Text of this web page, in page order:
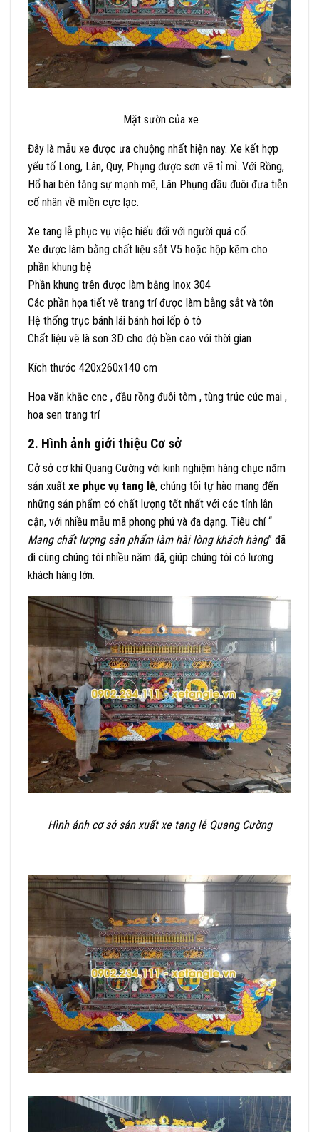
Mặt sườn của xe
Đây là mẫu xe được ưa chuộng nhất hiện nay. Xe kết hợp
yếu tố Long, Lân, Quy, Phụng được sơn vẽ tỉ mỉ. Với Rồng,
Hổ hai bên tăng sự mạnh mẽ, Lân Phụng đầu đuôi đưa tiễn
cố nhân về miền cực lạc.
Xe tang lễ phục vụ việc hiếu đối với người quá cố.
Xe được làm bằng chất liệu sắt V5 hoặc hộp kẽm cho
phần khung bệ
Phần khung trên được làm bằng Inox 304
Các phần họa tiết vẽ trang trí được làm bằng sắt và tôn
Hệ thống trục bánh lái bánh hơi lốp ô tô
Chất liệu vẽ là sơn 3D cho độ bền cao với thời gian
Kích thước 420x260x140 cm
Hoa văn khắc cnc , đầu rồng đuôi tôm , tùng trúc cúc mai ,
hoa sen trang trí
2. Hình ảnh giới thiệu Cơ sở
Cở sở cơ khí Quang Cường với kinh nghiệm hàng chục năm
sản xuất xe phục vụ tang lễ, chúng tôi tự hào mang đến
những sản phẩm có chất lượng tốt nhất với các tỉnh lân
cận, với nhiều mẫu mã phong phú và đa dạng. Tiêu chí “
Mang chất lượng sản phẩm làm hài lòng khách hàng” đã
đi cùng chúng tôi nhiều năm đã, giúp chúng tôi có lương
khách hàng lớn.
Hình ảnh cơ sở sản xuất xe tang lễ Quang Cường